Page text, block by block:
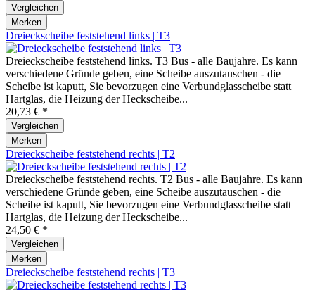
Vergleichen
Merken
Dreieckscheibe feststehend links | T3
Dreieckscheibe feststehend links. T3 Bus - alle Baujahre. Es kann
verschiedene Gründe geben, eine Scheibe auszutauschen - die
Scheibe ist kaputt, Sie bevorzugen eine Verbundglasscheibe statt
Hartglas, die Heizung der Heckscheibe...
20,73 € *
Vergleichen
Merken
Dreieckscheibe feststehend rechts | T2
Dreieckscheibe feststehend rechts. T2 Bus - alle Baujahre. Es kann
verschiedene Gründe geben, eine Scheibe auszutauschen - die
Scheibe ist kaputt, Sie bevorzugen eine Verbundglasscheibe statt
Hartglas, die Heizung der Heckscheibe...
24,50 € *
Vergleichen
Merken
Dreieckscheibe feststehend rechts | T3